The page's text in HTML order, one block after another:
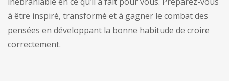
à être inspiré, transformé et à gagner le combat des
pensées en développant la bonne habitude de croire
correctement.